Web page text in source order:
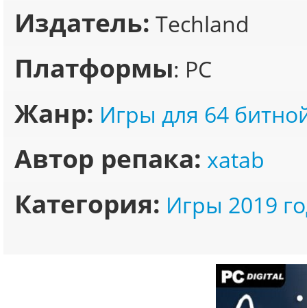
Издатель: Techland
Платформы: PC
Жанр: Игры для 64
Автор репака: xatab
Категория: Игры 2019